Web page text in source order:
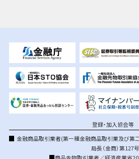
登録・加入協会等
金融商品取引業者(第一種金融商品取引業及び第
局長（金商）第127号